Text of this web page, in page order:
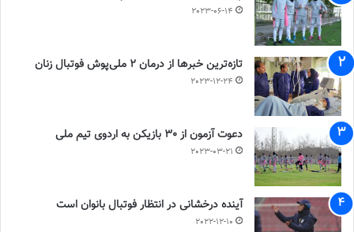
2023-06-14
تازه‌ترین خبرها از درمان ۲ ملی‌پوش فوتبال زنان
2023-12-24
دعوت آزمون از 30 بازیکن به اردوی تیم ملی
2023-03-21
آینده درخشانی در انتظار فوتبال بانوان است
2022-12-10